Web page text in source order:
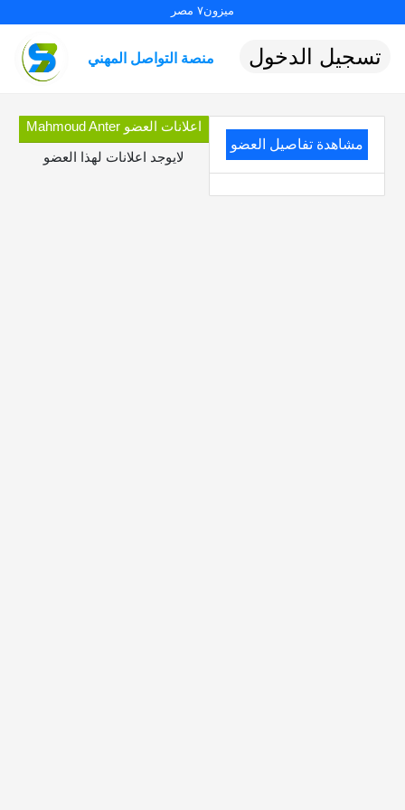
ميزون٧ مصر
منصة التواصل المهني تسجيل الدخول
مشاهدة تفاصيل العضو
اعلانات العضو Mahmoud Anter
لايوجد اعلانات لهذا العضو